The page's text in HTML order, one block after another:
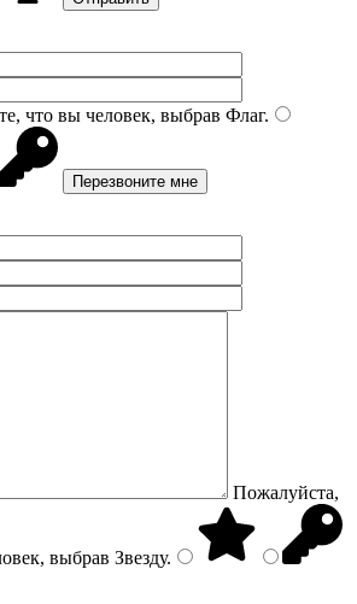
что вы человек, выбрав Флаг.
Пожалуйста,
выбрав Звезду.